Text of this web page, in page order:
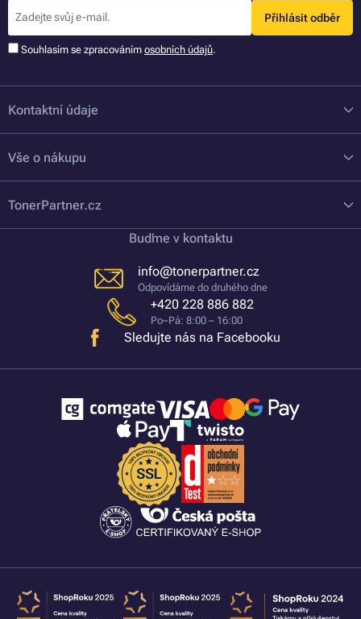
Přihlásit odběr
Souhlasím se zpracováním osobních údajů.
Kontaktní údaje
Vše o nákupu
TonerPartner.cz
Buďme v kontaktu
info@tonerpartner.cz
Odpovídáme do druhého dne
+420 228 886 882
Po–Pá: 8:00 – 16:00
Sledujte nás na Facebooku